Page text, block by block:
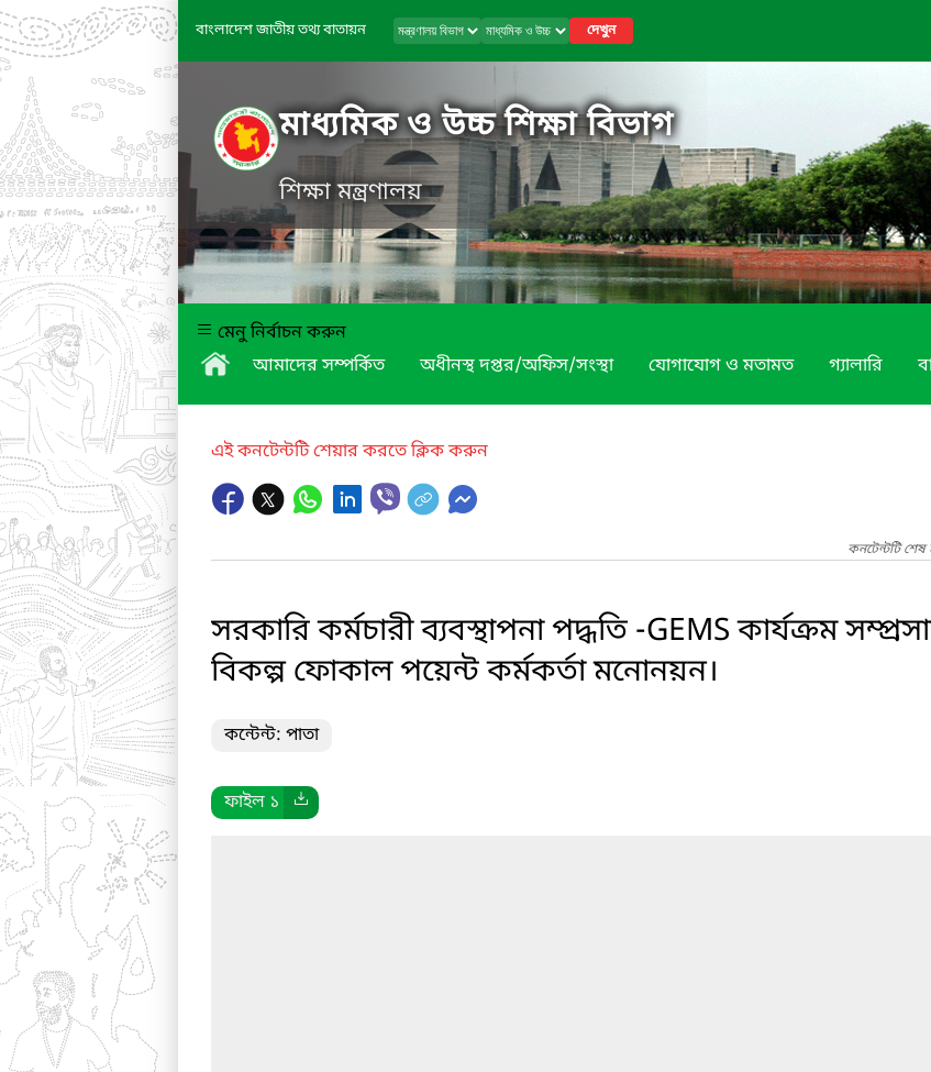
বাংলাদেশ জাতীয় তথ্য বাতায়ন দেখুন
মাধ্যমিক ও উচ্চ শিক্ষা বিভাগ
শিক্ষা মন্ত্রণালয়
মেনু নির্বাচন করুন
আমাদের সম্পর্কিত
অধীনস্থ দপ্তর/অফিস/সংস্থা যোগাযোগ ও মতামত গ্যালারি
এই কনটেন্টটি শেয়ার করতে ক্লিক করুন
কনটেন্টটি
সরকারি কর্মচারী ব্যবস্থাপনা পদ্ধতি -GEMS কার্যক্রম
বিকল্প ফোকাল পয়েন্ট কর্মকর্তা মনোনয়ন।
কন্টেন্ট: পাতা
ফাইল ১